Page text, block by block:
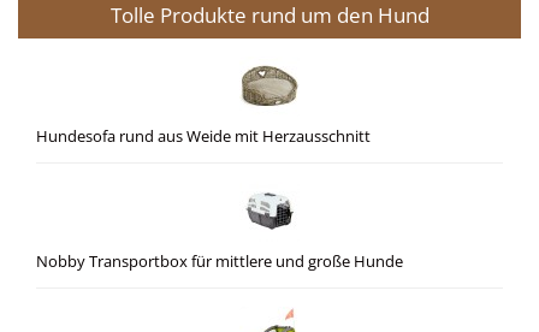
Tolle Produkte rund um den Hund
Hundesofa rund aus Weide mit Herzausschnitt
Nobby Transportbox für mittlere und große Hunde